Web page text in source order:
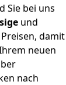
Sie bei uns
und
damit
neuen
nach